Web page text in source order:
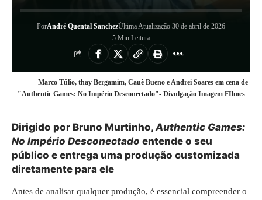
PorAndré Quental SanchezÚltima Atualização 30 de abril de 2026
5 Min Leitura
Marco Túlio, thay Bergamim, Cauê Bueno e Andrei Soares em cena de
"Authentic Games: No Império Desconectado"- Divulgação Imagem FIlmes
Dirigido por Bruno Murtinho,Authentic Games:
No Império Desconectado entende o seu
público e entrega uma produção customizada
diretamente para ele
Antes de analisar qualquer produção, é essencial compreender o